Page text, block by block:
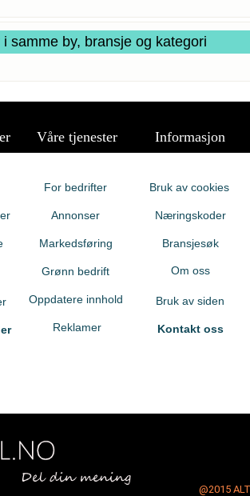
samme by, bransje og kategori
Våre tjenester Informasjon
For bedrifter
Annonser
Markedsføring
Grønn bedrift
Oppdatere innhold
Reklamer
Bruk av cookies
Næringskoder
Bransjesøk
Om oss
Bruk av siden
Kontakt oss
@2015